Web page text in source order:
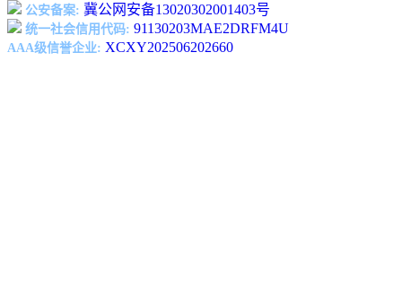
公安备案: 冀公网安备13020302001403号
统一社会信用代码: 91130203MAE2DRFM4U
AAA级信誉企业: XCXY202506202660